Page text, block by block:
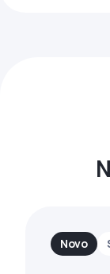
Novo